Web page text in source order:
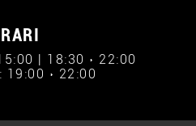
| 18:30 › 22:00
19:00 › 22:00